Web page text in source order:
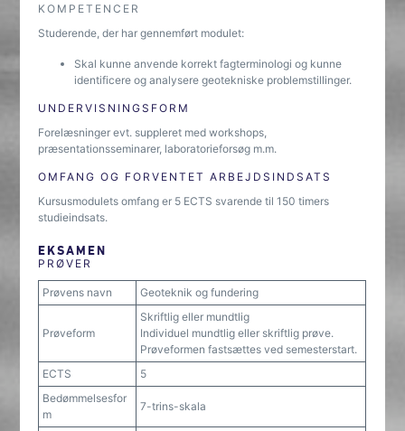
KOMPETENCER
Studerende, der har gennemført modulet:
Skal kunne anvende korrekt fagterminologi og kunne
identificere og analysere geotekniske problemstillinger.
UNDERVISNINGSFORM
Forelæsninger evt. suppleret med workshops,
præsentationsseminarer, laboratorieforsøg m.m.
OMFANG OG FORVENTET ARBEJDSINDSATS
Kursusmodulets omfang er 5 ECTS svarende til 150 timers
studieindsats.
EKSAMEN
PRØVER
Prøvens navn Geoteknik og fundering
Prøveform
Skriftlig eller mundtlig
Individuel mundtlig eller skriftlig prøve.
Prøveformen fastsættes ved semesterstart.
ECTS
5
Bedømmelsesfor
m
7-trins-skala